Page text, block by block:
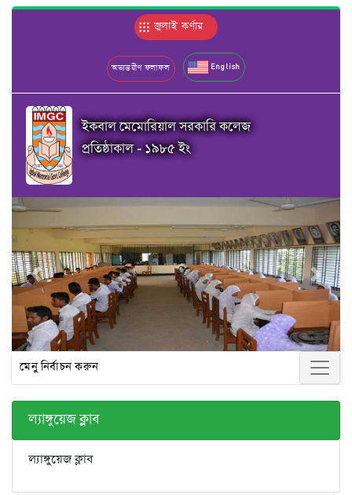
জুলাই কর্ণার
অভ্যন্তরীণ ফলাফল English
ইকবাল মেমোরিয়াল সরকারি কলেজ
প্রতিষ্ঠাকাল - ১৯৮৫ ইং
Previous Next
মেনু নির্বাচন করুন
ল্যাঙ্গুয়েজ ক্লাব
ল্যাঙ্গুয়েজ ক্লাব